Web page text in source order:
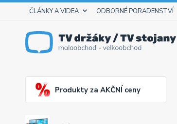
ČLÁNKY A VIDEA ODBORNÉ PORADENSTVÍ
Produkty za AKČNÍ ceny